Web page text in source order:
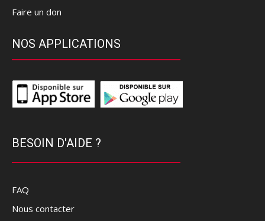
Faire un don
NOS APPLICATIONS
BESOIN D'AIDE ?
FAQ
Nous contacter